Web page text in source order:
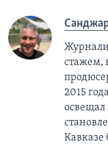
стажем,
2015
освещал
Кавказе